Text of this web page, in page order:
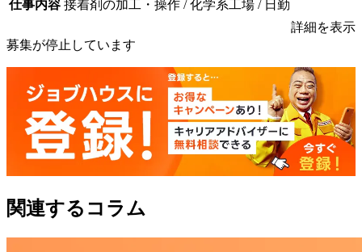
仕事内容 接着剤の加工・操作 / 化学系工場 / 日勤
詳細を表示
募集が停止しています
関連するコラム